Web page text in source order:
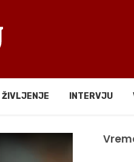
ŽIVLJENJE INTERVJU